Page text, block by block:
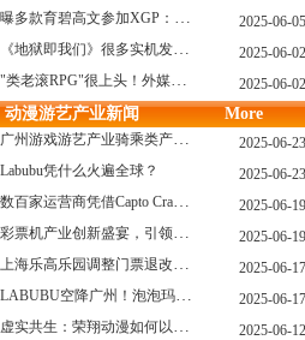
曝多款育碧高文参加XGP：《星球大战：亡命之徒》、《阿凡达：潘多拉边境》、《刺客信条：影》等 2025-06-05
《地狱即我们》很多实机发布！虚幻5的地狱级画质！ 2025-06-02
"类老滚RPG"很上头！外媒盛赞新作《污痕圣杯》 2025-06-02
动漫游艺产业新闻
More
广州游戏游艺产业骑乘类产品的创新革命与沉浸式体验升级
2025-06-23
Labubu凭什么火遍全球？
2025-06-23
数百家运营商凭借Capto Crane娃娃机赢得玩家青睐——您呢？ 2025-06-19
彩票机产业创新盛宴，引领数字娱乐新潮流 2025-06-19
上海乐高乐园调整门票退改政策，多项“全球首发”引关注 2025-06-17
LABUBU空降广州！泡泡玛特快闪店限时开启 2025-06-17
虚实共生：荣翔动漫如何以"科技+文化"双轮驱动重塑游艺产业新生态 2025-06-12